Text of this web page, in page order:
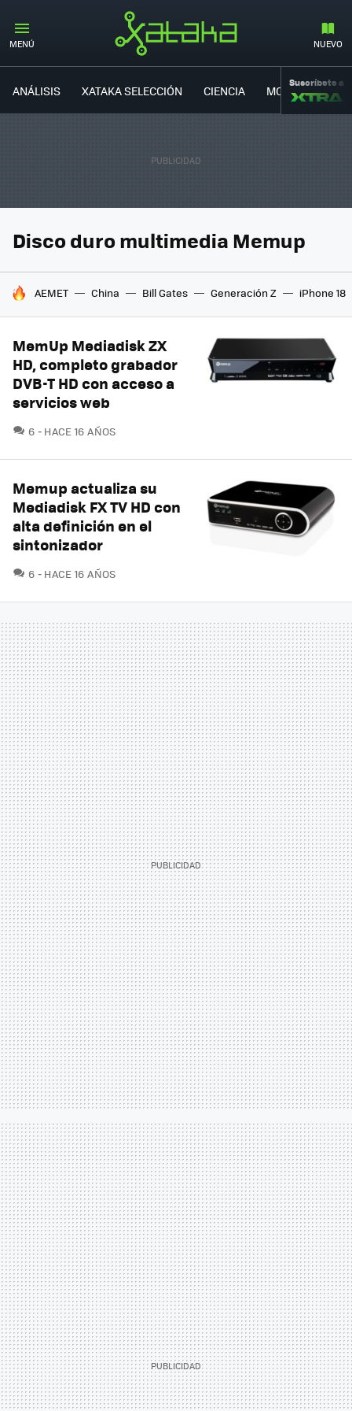
MENÚ NUEVO
ANÁLISIS XATAKA SELECCIÓN CIENCIA MOVILIDAD
Suscríbete a
Disco duro multimedia Memup
HOY SE HABLA DE
AEMET China Bill Gates Generación Z iPhone 18
MemUp Mediadisk ZX
HD, completo grabador
DVB-T HD con acceso a
servicios web
6 COMENTARIOS
HACE 16 AÑOS
Memup actualiza su
Mediadisk FX TV HD con
alta definición en el
sintonizador
6 COMENTARIOS
HACE 16 AÑOS